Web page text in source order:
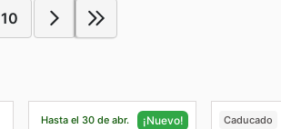
10
Hasta el 30 de abr. ¡Nuevo! Caducado